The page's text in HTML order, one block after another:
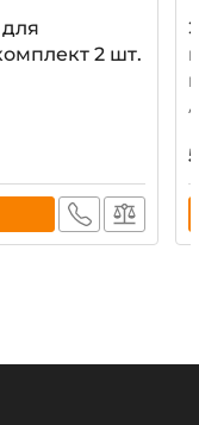
2 шт.